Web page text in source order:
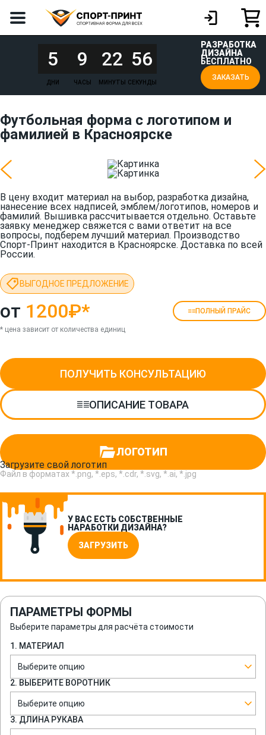
5
ДНИ
9
ЧАСЫ
22
МИНУТЫ
56
СЕКУНДЫ
РАЗРАБОТКА
ДИЗАЙНА
БЕСПЛАТНО
ЗАКАЗАТЬ
Футбольная форма с логотипом и
фамилией в Красноярске
В цену входит материал на выбор, разработка дизайна,
нанесение всех надписей, эмблем/логотипов, номеров и
фамилий. Вышивка рассчитывается отдельно. Оставьте
заявку менеджер свяжется с вами ответит на все
вопросы, подберем лучший материал. Производство
Спорт-Принт находится в Красноярске. Доставка по всей
России.
ВЫГОДНОЕ ПРЕДЛОЖЕНИЕ
от 1200₽* ПОЛНЫЙ ПРАЙС
* цена зависит от количества единиц
ПОЛУЧИТЬ КОНСУЛЬТАЦИЮ
ОПИСАНИЕ ТОВАРА
ЛОГОТИП
Загрузите свой логотип
Файл в форматах *.png, *.eps, *.cdr, *.svg, *.ai, *.jpg
У ВАС ЕСТЬ СОБСТВЕННЫЕ
НАРАБОТКИ ДИЗАЙНА?
ЗАГРУЗИТЬ
ПАРАМЕТРЫ ФОРМЫ
Выберите параметры для расчёта стоимости
1. МАТЕРИАЛ
Выберите опцию
2. ВЫБЕРИТЕ ВОРОТНИК
Выберите опцию
3. ДЛИНА РУКАВА